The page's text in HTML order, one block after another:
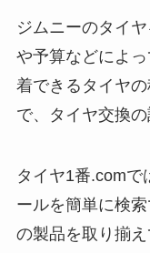
ジムニーのタイ
や予算などによ
着できるタイヤ
で、タイヤ交換の
タイヤ1番.comで
ールを簡単に検
の製品を取り揃